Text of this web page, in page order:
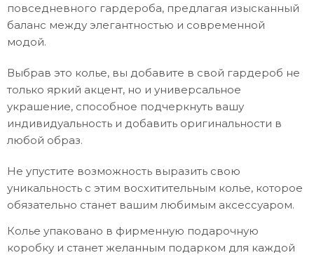
повседневного гардероба, предлагая изысканный
баланс между элегантностью и современной
модой.
Выбрав это колье, вы добавите в свой гардероб не
только яркий акцент, но и универсальное
украшение, способное подчеркнуть вашу
индивидуальность и добавить оригинальности в
любой образ.
Не упустите возможность выразить свою
уникальность с этим восхитительным колье, которое
обязательно станет вашим любимым аксессуаром.
Колье упаковано в фирменную подарочную
коробку и станет желанным подарком для каждой